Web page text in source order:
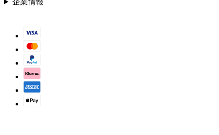
企業情報